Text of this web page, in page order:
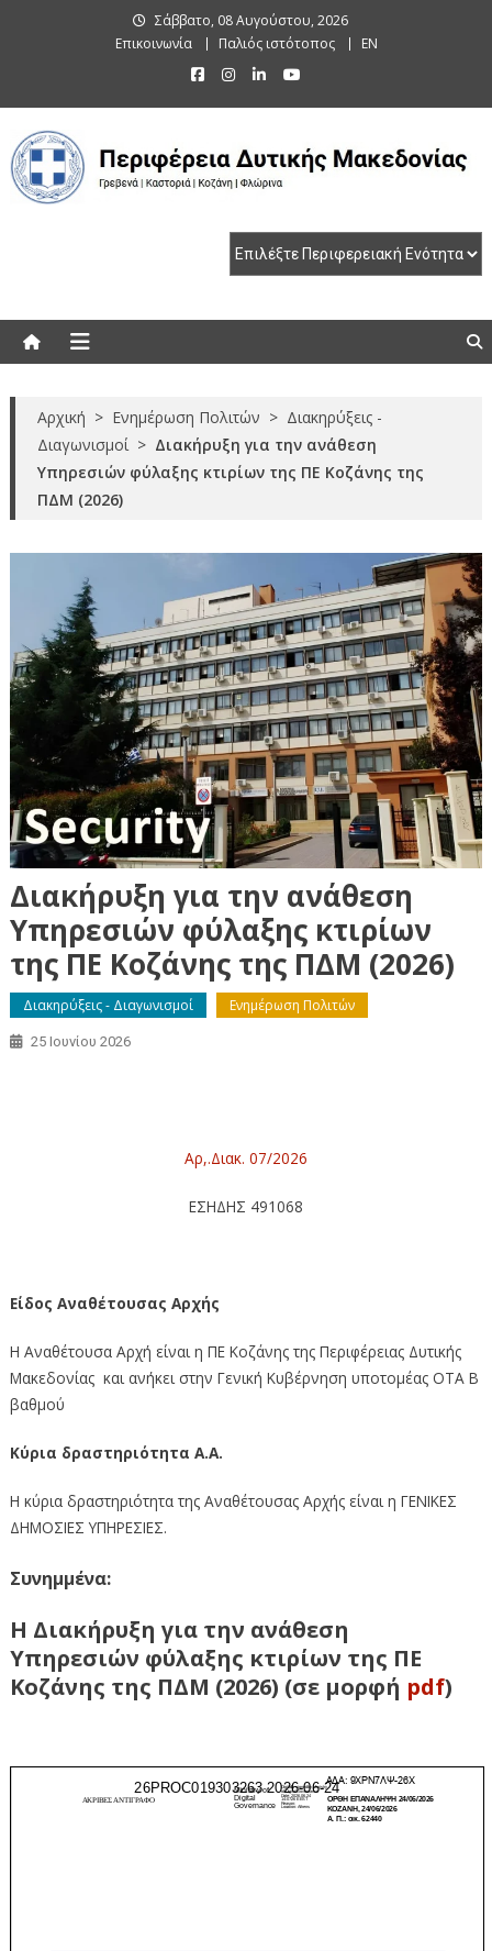
Σάββατο, 08 Αυγούστου, 2026
Επικοινωνία
Παλιός ιστότοπος EN
Αρχική > Ενημέρωση Πολιτών > Διακηρύξεις -
Διαγωνισμοί > Διακήρυξη για την ανάθεση
Υπηρεσιών φύλαξης κτιρίων της ΠΕ Κοζάνης της
ΠΔΜ (2026)
Διακήρυξη για την ανάθεση
Υπηρεσιών φύλαξης κτιρίων
της ΠΕ Κοζάνης της ΠΔΜ (2026)
Διακηρύξεις - Διαγωνισμοί Ενημέρωση Πολιτών
25 Ιουνίου 2026
Αρ,.Διακ. 07/2026
ΕΣΗΔΗΣ 491068
Είδος Αναθέτουσας Αρχής
Η Αναθέτουσα Αρχή είναι η ΠΕ Κοζάνης της Περιφέρειας Δυτικής
Μακεδονίας και ανήκει στην Γενική Κυβέρνηση υποτομέας ΟΤΑ Β
βαθμού
Κύρια δραστηριότητα Α.Α.
Η κύρια δραστηριότητα της Αναθέτουσας Αρχής είναι η ΓΕΝΙΚΕΣ
ΔΗΜΟΣΙΕΣ ΥΠΗΡΕΣΙΕΣ.
Συνημμένα:
Η Διακήρυξη για την ανάθεση
Υπηρεσιών φύλαξης κτιρίων της ΠΕ
Κοζάνης της ΠΔΜ (2026) (σε μορφή pdf)